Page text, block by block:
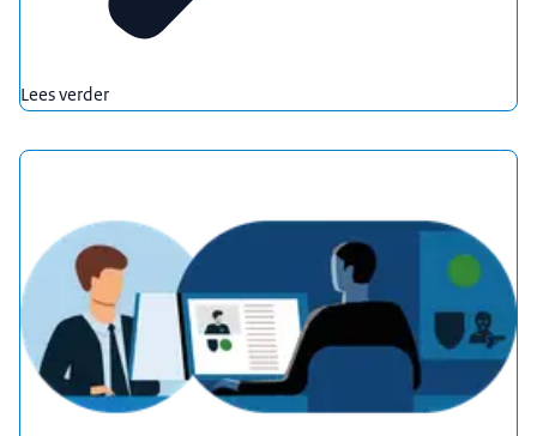
Lees verder